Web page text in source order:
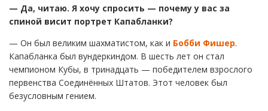
— Да, читаю. Я хочу спросить — почему у вас за
спиной висит портрет Капабланки?
— Он был великим шахматистом, как и Бобби Фишер.
Капабланка был вундеркиндом. В шесть лет он стал
чемпионом Кубы, в тринадцать — победителем взрослого
первенства Соединённых Штатов. Этот человек был
безусловным гением.